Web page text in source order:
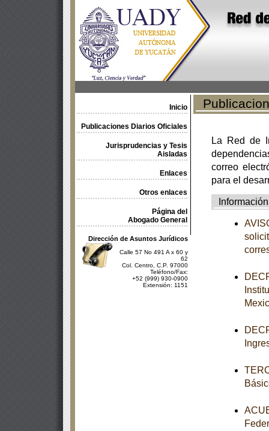
Inicio
Publicaciones Diarios Oficiales
Jurisprudencias y Tesis
Aisladas
Enlaces
Otros enlaces
Página del
Abogado General
Dirección de Asuntos Jurídicos
Calle 57 No 491 A x 60 y
62
Col. Centro, C.P. 97000
Teléfono/Fax:
+52 (999) 930-0900
Extensión: 1151
La Red de
correo
para el
Información